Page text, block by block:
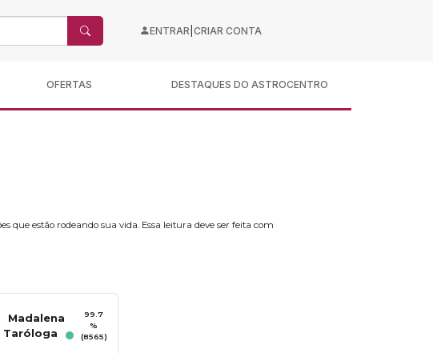
ENTRAR CRIAR CONTA
OFERTAS DESTAQUES DO ASTROCENTRO
que estão rodeando sua vida. Essa leitura deve ser feita com
99.7
%
(8565)